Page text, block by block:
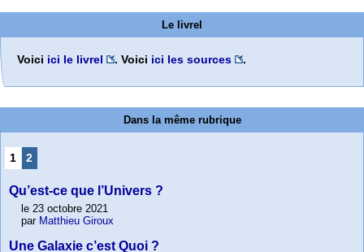
Le livrel
Voici ici le livrel . Voici ici les sources .
Dans la même rubrique
1 2
Qu’est-ce que l’Univers ?
le 23 octobre 2021
par Matthieu Giroux
Une Galaxie c’est Quoi ?